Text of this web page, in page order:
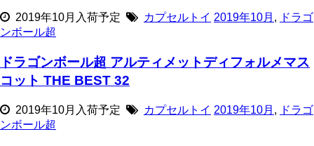
2019年10月入荷予定 カプセルトイ 2019年10月 , ドラゴ
ンボール超
ドラゴンボール超 アルティメットディフォルメマス
コット THE BEST 32
2019年10月入荷予定 カプセルトイ 2019年10月 , ドラゴ
ンボール超